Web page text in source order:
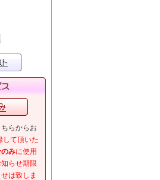
らからお
して頂いた
みに使用
らせ期限
は致しま